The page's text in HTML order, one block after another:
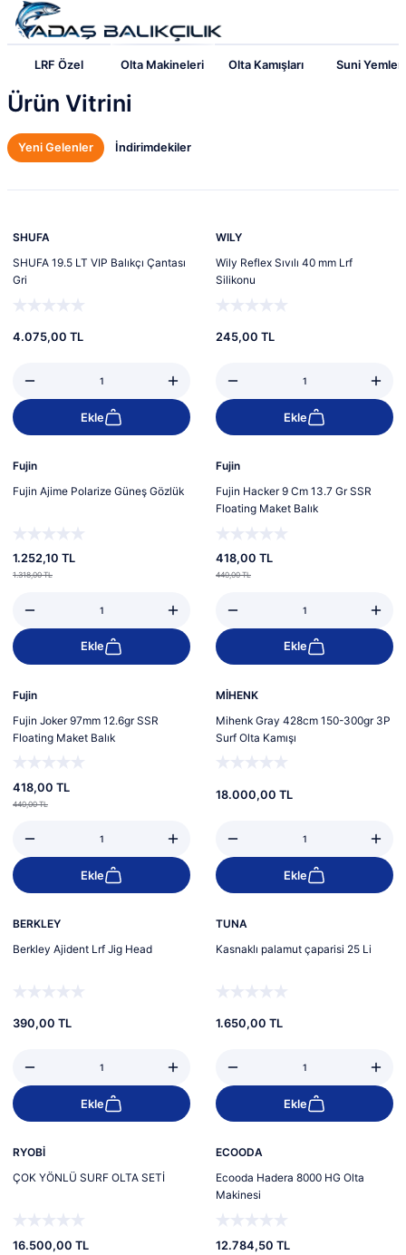
LRF Özel Olta Makineleri Olta Kamışları Suni Yemler
Ürün Vitrini
Yeni Gelenler İndirimdekiler
Yeni
SHUFA
SHUFA 19.5 LT VIP Balıkçı Çantası
Gri
4.075,00 TL
Ekle
Yeni
WILY
Wily Reflex Sıvılı 40 mm Lrf
Silikonu
245,00 TL
Ekle
%5
Yeni
Fujin
Fujin Ajime Polarize Güneş Gözlük
1.252,10 TL
1.318,00 TL
Ekle
%5
Yeni
Fujin
Fujin Hacker 9 Cm 13.7 Gr SSR
Floating Maket Balık
418,00 TL
440,00 TL
Ekle
%5
Yeni
Fujin
Fujin Joker 97mm 12.6gr SSR
Floating Maket Balık
418,00 TL
440,00 TL
Ekle
Yeni
MİHENK
Mihenk Gray 428cm 150-300gr 3P
Surf Olta Kamışı
18.000,00 TL
Ekle
Yeni
BERKLEY
Berkley Ajident Lrf Jig Head
390,00 TL
Ekle
Yeni
TUNA
Kasnaklı palamut çaparisi 25 Li
1.650,00 TL
Ekle
%18
Yeni
RYOBİ
ÇOK YÖNLÜ SURF OLTA SETİ
16.500,00 TL
%10
Yeni
ECOODA
Ecooda Hadera 8000 HG Olta
Makinesi
12.784,50 TL